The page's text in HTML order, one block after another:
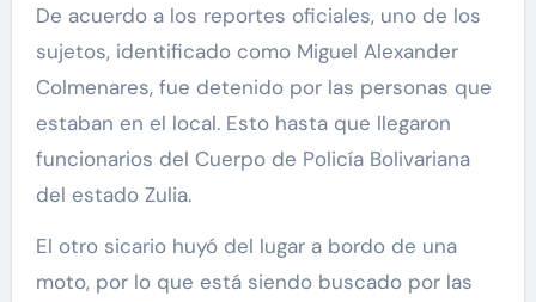
De acuerdo a los reportes oficiales, uno de los
sujetos, identificado como Miguel Alexander
Colmenares, fue detenido por las personas que
estaban en el local. Esto hasta que llegaron
funcionarios del Cuerpo de Policía Bolivariana
del estado Zulia.
El otro sicario huyó del lugar a bordo de una
moto, por lo que está siendo buscado por las